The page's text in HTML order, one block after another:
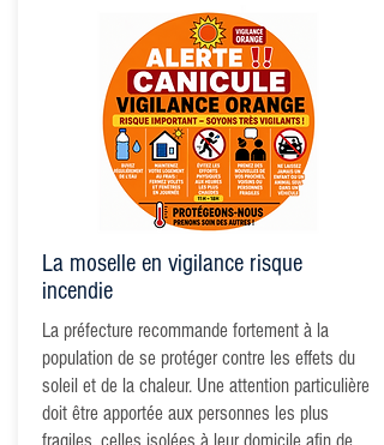
La moselle en vigilance risque
incendie
La préfecture recommande fortement à la
population de se protéger contre les effets du
soleil et de la chaleur. Une attention particulière
doit être apportée aux personnes les plus